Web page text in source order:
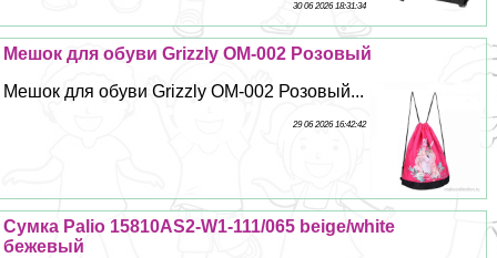
30 06 2026 18:31:34
Мешок для обуви Grizzly OM-002 Розовый
Мешок для обуви Grizzly OM-002 Розовый...
29 06 2026 16:42:42
Сумка Palio 15810AS2-W1-111/065 beige/white
бежевый